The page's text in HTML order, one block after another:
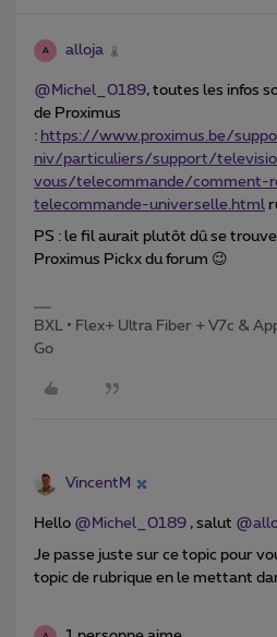
A alloja
@Michel_0189, toutes les infos
de Proximus
: https://www.proximus.be/
niv/particuliers/support/
vous/telecommande/comment-
telecommande-universelle.html
PS : le fil aurait plutôt dû se
Proximus Pickx du forum 😉
BXL • Flex+ Ultra Fiber + V7c &
Go
VincentM
Hello @Michel_0189 , salut
Je passe juste sur ce topic pour
topic de rubrique en le mettant